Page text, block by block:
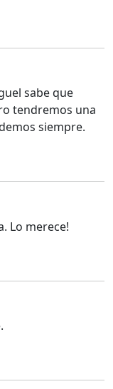
sabe que
tendremos una
siempre.
Lo merece!